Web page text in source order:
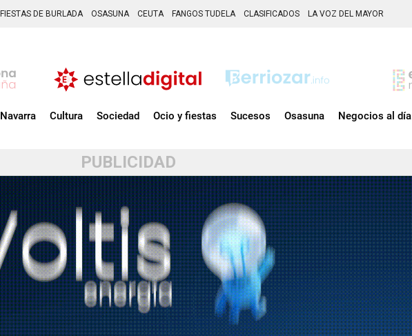
FIESTAS DE BURLADA OSASUNA CEUTA FANGOS TUDELA CLASIFICADOS LA VOZ DEL MAYOR
Navarra Cultura Sociedad Ocio y fiestas Sucesos Osasuna Negocios al día
PUBLICIDAD